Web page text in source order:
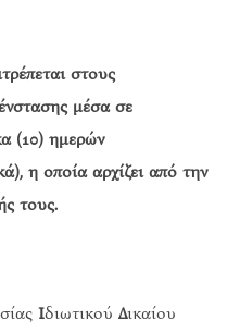
στους
μέσα σε
(10) ημερών
η οποία αρχίζει από την
τους.
Ιδιωτικού Δικαίου